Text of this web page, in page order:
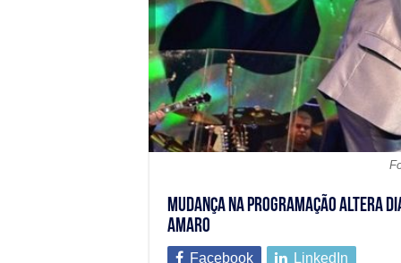
Mudança na programação altera
Amaro
Facebook LinkedIn